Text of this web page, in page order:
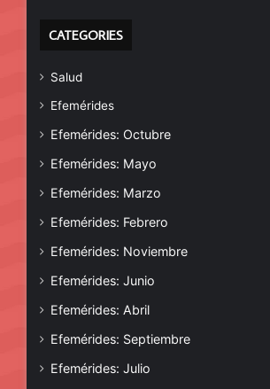
CATEGORIES
Salud
Efemérides
Efemérides: Octubre
Efemérides: Mayo
Efemérides: Marzo
Efemérides: Febrero
Efemérides: Noviembre
Efemérides: Junio
Efemérides: Abril
Efemérides: Septiembre
Efemérides: Julio